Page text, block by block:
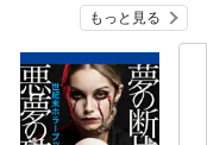
もっと見る